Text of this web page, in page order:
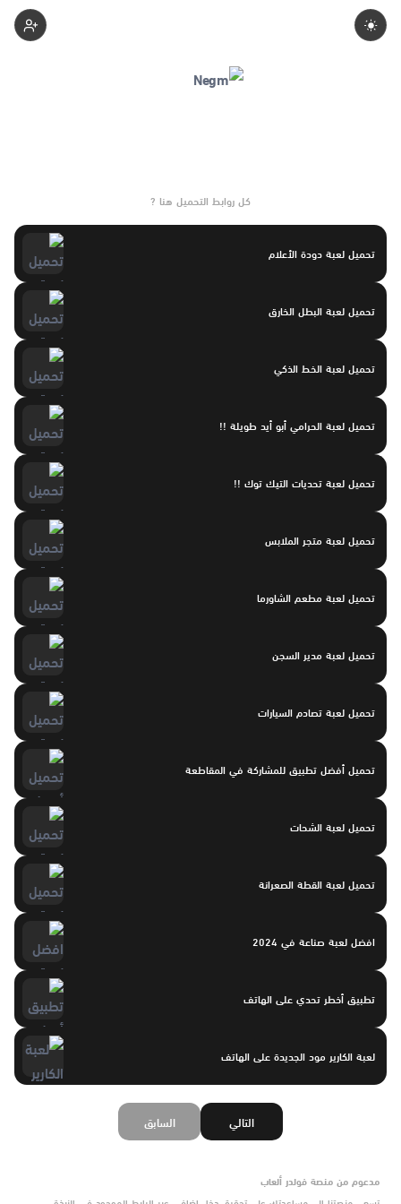
كل روابط التحميل هنا ?
تحميل لعبة دودة الأعلام
تحميل لعبة البطل الخارق
تحميل لعبة الخط الذكي
تحميل لعبة الحرامي أبو أيد طويلة !!
تحميل لعبة تحديات التيك توك !!
تحميل لعبة متجر الملابس
تحميل لعبة مطعم الشاورما
تحميل لعبة مدير السجن
تحميل لعبة تصادم السيارات
تحميل أفضل تطبيق للمشاركة في المقاطعة
تحميل لعبة الشحات
تحميل لعبة القطة الصعرانة
افضل لعبة صناعة في 2024
تطبيق أخطر تحدي على الهاتف
لعبة الكارير مود الجديدة على الهاتف
السابق التالي
مدعوم من منصة فولدر ألعاب